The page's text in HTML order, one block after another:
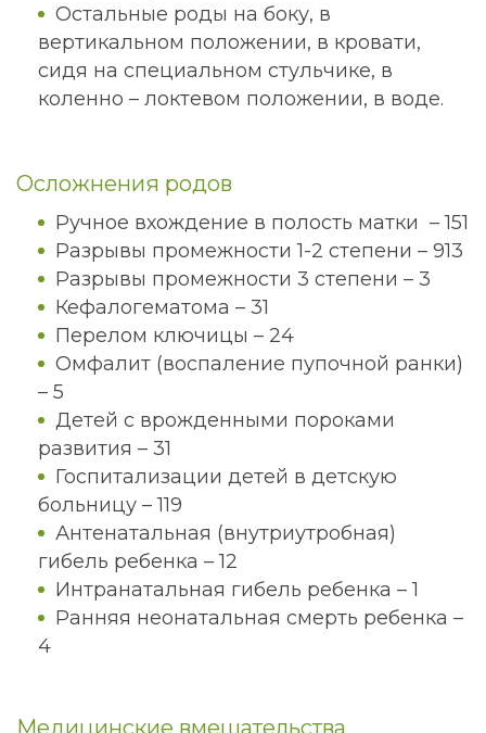
Остальные роды на боку, в
вертикальном положении, в кровати,
сидя на специальном стульчике, в
коленно – локтевом положении, в воде.
Осложнения родов
Ручное вхождение в полость матки – 151
Разрывы промежности 1-2 степени – 913
Разрывы промежности 3 степени – 3
Кефалогематома – 31
Перелом ключицы – 24
Омфалит (воспаление пупочной ранки)
– 5
Детей с врожденными пороками
развития – 31
Госпитализации детей в детскую
больницу – 119
Антенатальная (внутриутробная)
гибель ребенка – 12
Интранатальная гибель ребенка – 1
Ранняя неонатальная смерть ребенка –
4